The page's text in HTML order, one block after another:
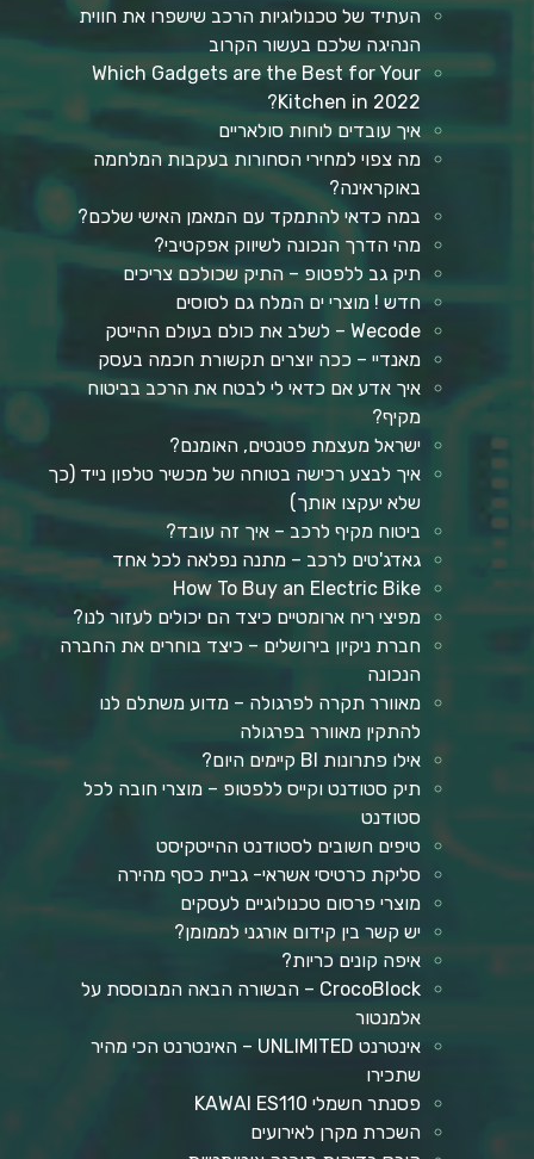
העתיד של טכנולוגיות הרכב שישפרו את חווית
הנהיגה שלכם בעשור הקרוב
Which Gadgets are the Best for Your
Kitchen in 2022?
איך עובדים לוחות סולאריים
מה צפוי למחירי הסחורות בעקבות המלחמה
באוקראינה?
במה כדאי להתמקד עם המאמן האישי שלכם?
מהי הדרך הנכונה לשיווק אפקטיבי?
תיק גב ללפטופ – התיק שכולכם צריכים
חדש ! מוצרי ים המלח גם לסוסים
Wecode – לשלב את כולם בעולם ההייטק
מאנדיי – ככה יוצרים תקשורת חכמה בעסק
איך אדע אם כדאי לי לבטח את הרכב בביטוח
מקיף?
ישראל מעצמת פטנטים, האומנם?
איך לבצע רכישה בטוחה של מכשיר טלפון נייד (כך
שלא יעקצו אותך)
ביטוח מקיף לרכב – איך זה עובד?
גאדג'טים לרכב – מתנה נפלאה לכל אחד
How To Buy an Electric Bike
מפיצי ריח ארומטיים כיצד הם יכולים לעזור לנו?
חברת ניקיון בירושלים – כיצד בוחרים את החברה
הנכונה
מאוורר תקרה לפרגולה – מדוע משתלם לנו
להתקין מאוורר בפרגולה
אילו פתרונות BI קיימים היום?
תיק סטודנט וקייס ללפטופ – מוצרי חובה לכל
סטודנט
טיפים חשובים לסטודנט ההייטקיסט
סליקת כרטיסי אשראי- גביית כסף מהירה
מוצרי פרסום טכנולוגיים לעסקים
יש קשר בין קידום אורגני לממומן?
איפה קונים כריות?
CrocoBlock – הבשורה הבאה המבוססת על
אלמנטור
אינטרנט UNLIMITED – האינטרנט הכי מהיר
שתכירו
פסנתר חשמלי KAWAI ES110
השכרת מקרן לאירועים